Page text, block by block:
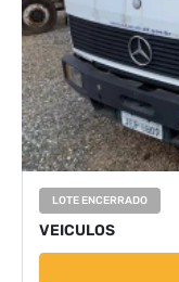
LOTE ENCERRADO
VEICULOS